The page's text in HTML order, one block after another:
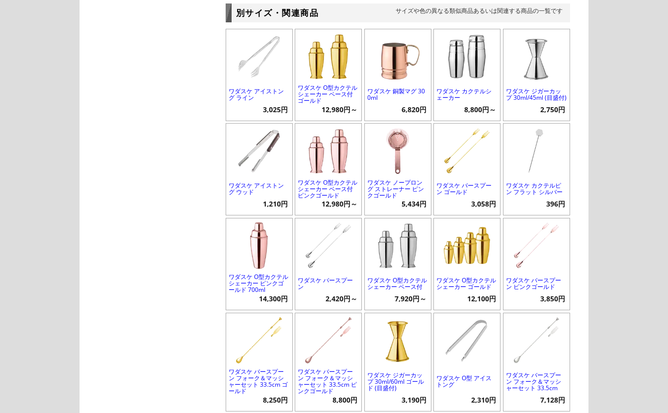
別サイズ・関連商品 サイズや色の異なる類似商品あるいは関連する商品の一覧です
ワダスケ アイストン
グ ライン
3,025円
ワダスケ O型カクテル
シェーカー ベース付
ゴールド
12,980円～
ワダスケ 銅製マグ 30
0ml
6,820円
ワダスケ カクテルシ
ェーカー
8,800円～
ワダスケ ジガーカッ
プ 30ml/45ml (目盛付)
2,750円
ワダスケ アイストン
グ ウッド
1,210円
ワダスケ O型カクテル
シェーカー ベース付
ピンクゴールド
12,980円～
ワダスケ ノープロン
グ ストレーナー ピン
クゴールド
5,434円
ワダスケ バースプー
ン ゴールド
3,058円
ワダスケ カクテルピ
ン フラット シルバー
396円
ワダスケ O型カクテル
シェーカー ピンクゴ
ールド 700ml
14,300円
ワダスケ バースプー
ン
2,420円～
ワダスケ O型カクテル
シェーカー ベース付
7,920円～
ワダスケ O型カクテル
シェーカー ゴールド
12,100円
ワダスケ バースプー
ン ピンクゴールド
3,850円
ワダスケ バースプー
ン フォーク＆マッシ
ャーセット 33.5cm ゴ
ールド
8,250円
ワダスケ バースプー
ン フォーク＆マッシ
ャーセット 33.5cm ピ
ンクゴールド
8,800円
ワダスケ ジガーカッ
プ 30ml/60ml ゴール
ド (目盛付)
3,190円
ワダスケ O型 アイス
トング
2,310円
ワダスケ バースプー
ン フォーク＆マッシ
ャーセット 33.5cm
7,128円